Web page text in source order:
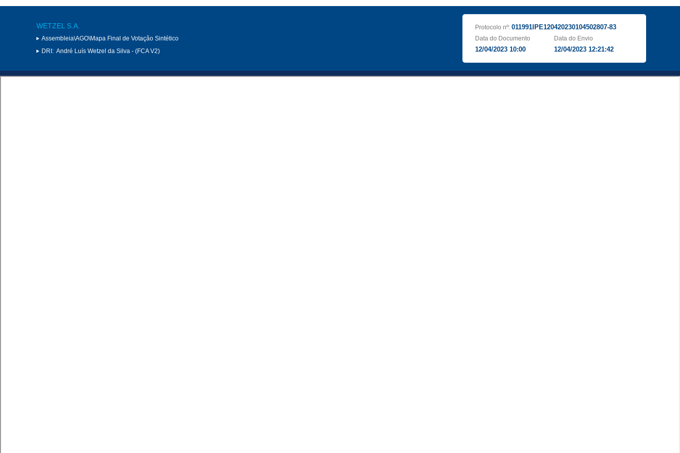
WETZEL S.A.
Assembleia\AGO\Mapa Final de Votação Sintético
DRI: André Luís Wetzel da Silva - (FCA V2)
Protocolo nº: 011991IPE120420230104502807-83
Data do Documento
12/04/2023 10:00
Data do Envio
12/04/2023 12:21:42